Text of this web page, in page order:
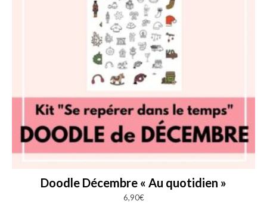
Doodle Décembre « Au quotidien »
6,90€